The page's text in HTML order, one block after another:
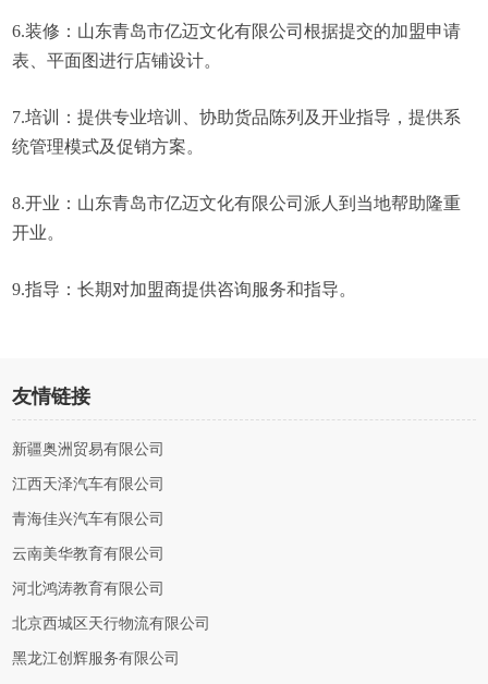
6.装修：山东青岛市亿迈文化有限公司根据提交的加盟申请
表、平面图进行店铺设计。
7.培训：提供专业培训、协助货品陈列及开业指导，提供系
统管理模式及促销方案。
8.开业：山东青岛市亿迈文化有限公司派人到当地帮助隆重
开业。
9.指导：长期对加盟商提供咨询服务和指导。
友情链接
新疆奥洲贸易有限公司
江西天泽汽车有限公司
青海佳兴汽车有限公司
云南美华教育有限公司
河北鸿涛教育有限公司
北京西城区天行物流有限公司
黑龙江创辉服务有限公司